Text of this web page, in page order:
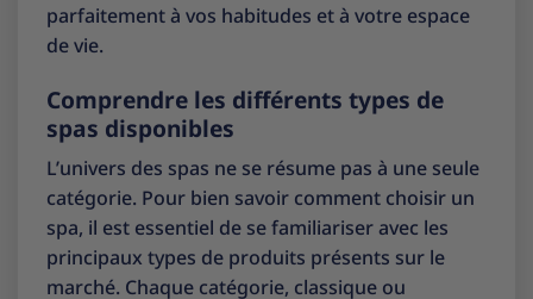
parfaitement à vos habitudes et à votre espace
de vie.
Comprendre les différents types de
spas disponibles
L’univers des spas ne se résume pas à une seule
catégorie. Pour bien savoir comment choisir un
spa, il est essentiel de se familiariser avec les
principaux types de produits présents sur le
marché. Chaque catégorie, classique ou